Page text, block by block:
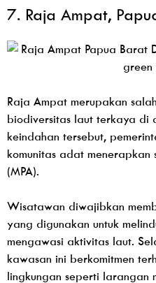
7. Raja Ampat,
Raja Ampat merupakan
biodiversitas laut terkaya di
keindahan tersebut,
komunitas adat
(MPA).
Wisatawan diwajibkan
yang digunakan untuk
mengawasi aktivitas laut.
kawasan ini berkomitmen
lingkungan seperti larangan